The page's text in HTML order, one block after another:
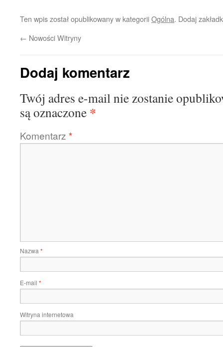
Ten wpis został opublikowany w kategoriiOgólna. Dodaj
← Nowości Witryny
Dodaj komentarz
Twój adres e-mail nie zostanie
są oznaczone *
Komentarz *
Nazwa *
E-mail *
Witryna internetowa